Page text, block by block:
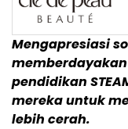
Mengapresiasi
pendidikan
mereka untuk
lebih cerah.